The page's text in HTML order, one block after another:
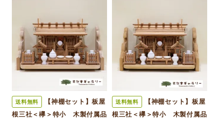
送料無料
【神棚セット】板屋
根三社＜欅＞特小 木製付属品
送料無料
【神棚セット】板屋
根三社＜欅＞特小 木製付属品